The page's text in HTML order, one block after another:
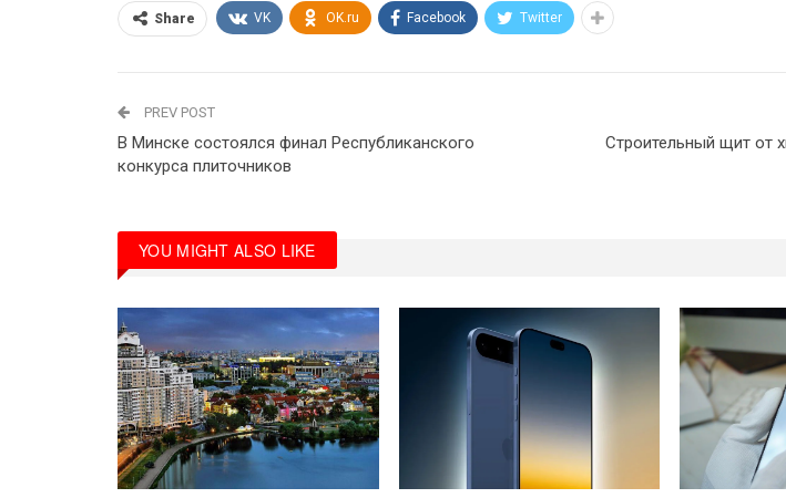
Share VK OK.ru Facebook Twitter
PREV POST
В Минске состоялся финал Республиканского
конкурса плиточников
Строительный щит от
YOU MIGHT ALSO LIKE